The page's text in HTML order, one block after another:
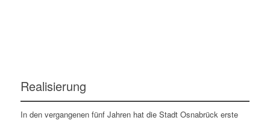
Realisierung
In den vergangenen fünf Jahren hat die Stadt Osnabrück erste